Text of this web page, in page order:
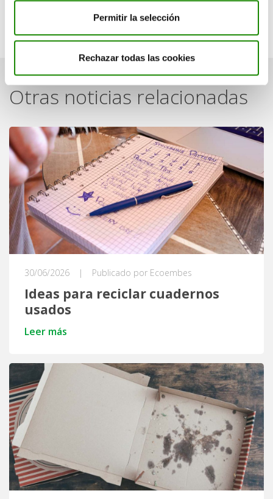
Permitir la selección
Rechazar todas las cookies
Otras noticias relacionadas
30/06/2026 | Publicado por Ecoembes
Ideas para reciclar cuadernos
usados
Leer más